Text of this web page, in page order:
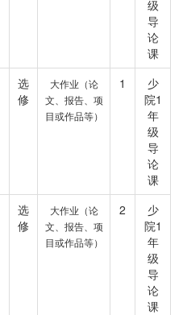
级
导
论
课
选
修
大作业（论
文、报告、项
目或作品等）
1
少
院1
年
级
导
论
课
选
修
大作业（论
文、报告、项
目或作品等）
2
少
院1
年
级
导
论
课